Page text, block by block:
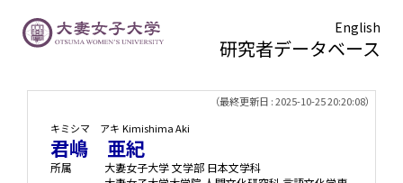
English
研究者データベース
（最終更新日 : 2025-10-25 20:20:08）
キミシマ アキ Kimishima Aki
君嶋 亜紀
所属
大妻女子大学 文学部 日本文学科